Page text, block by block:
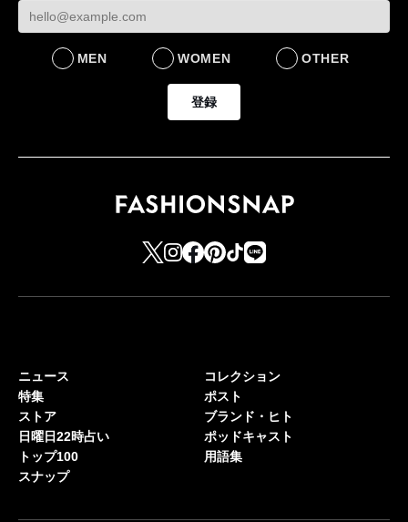
MEN WOMEN OTHER
登録
ニュース
特集
ストア
日曜日22時占い
トップ100
スナップ
コレクション
ポスト
ブランド・ヒト
ポッドキャスト
用語集